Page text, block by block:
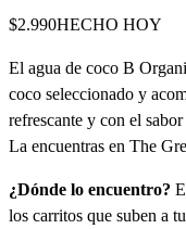
$2.990HECHO HOY
El agua de coco B
coco seleccionado y
refrescante y con el
La encuentras en The
¿Dónde lo encuentro?
los carritos que suben a